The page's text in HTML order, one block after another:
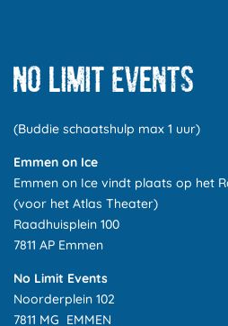
(Buddie schaatshulp max 1 uur)
Emmen on Ice
Emmen on Ice vindt plaats op het
(voor het Atlas Theater)
Raadhuisplein 100
7811 AP Emmen
No Limit Events
Noorderplein 102
7811 MG EMMEN